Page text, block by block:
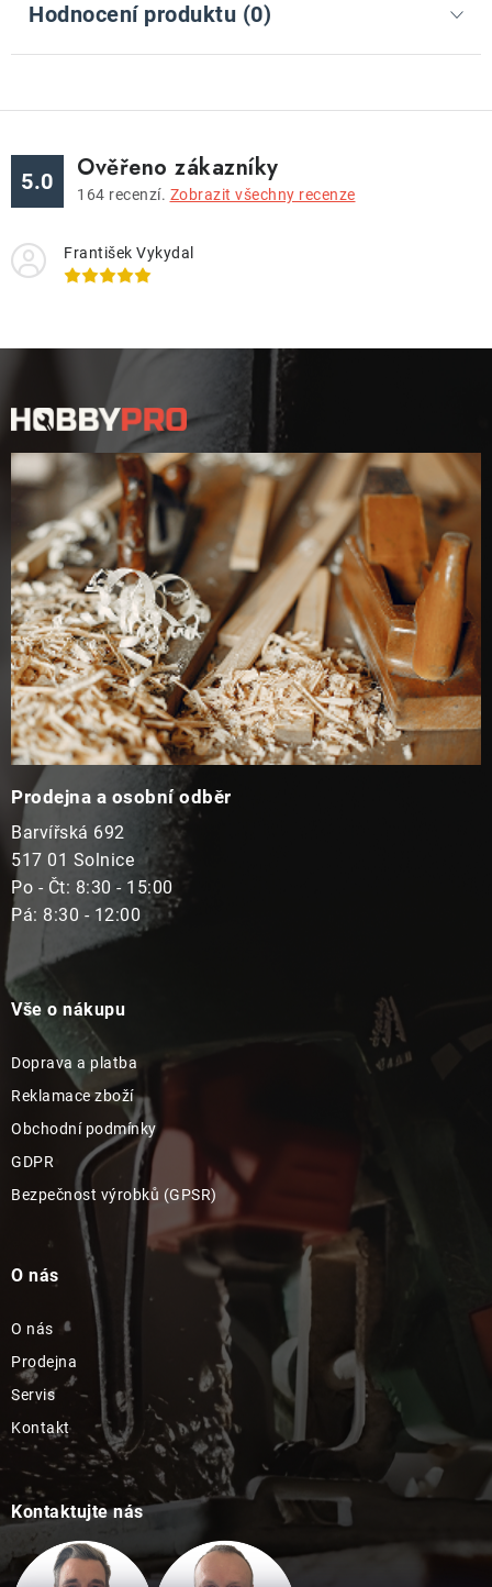
Hodnocení produktu (0)
5.0 Ověřeno zákazníky
164 recenzí. Zobrazit všechny recenze
František Vykydal
p
a
Prodejna a osobní odběr
Barvířská 692
517 01 Solnice
Po - Čt: 8:30 - 15:00
Pá: 8:30 - 12:00
Vše o nákupu
Doprava a platba
Reklamace zboží
Obchodní podmínky
GDPR
Bezpečnost výrobků (GPSR)
O nás
O nás
Prodejna
Servis
Kontakt
Kontaktujte nás